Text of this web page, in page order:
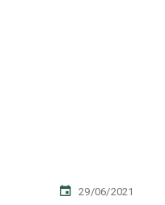
29/06/2021